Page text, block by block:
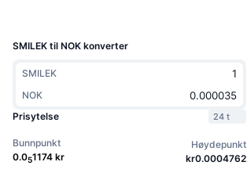
SMILEK til NOK konverter
SMILEK
NOK
Prisytelse
24 t
Bunnpunkt
0.051174 kr
Høydepunkt
kr0.0004762